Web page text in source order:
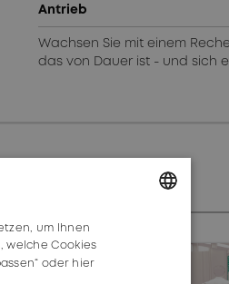
Antrieb
Wachsen Sie mit einem
das von Dauer ist - und sich
um Ihnen
welche Cookies
oder hier